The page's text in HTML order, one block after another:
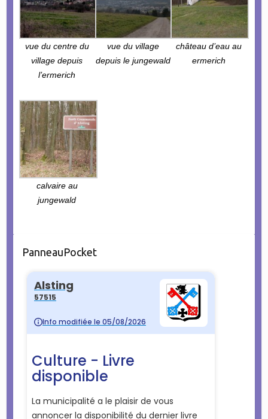
vue du centre du
village depuis
l’ermerich
vue du village
depuis le jungewald
château d’eau au
ermerich
calvaire au
jungewald
PanneauPocket